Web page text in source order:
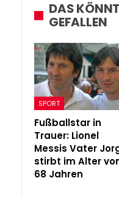
DAS
GEFALLEN
SPORT
Fußballstar in
Trauer: Lionel
Messis Vater
stirbt im Alter
68 Jahren